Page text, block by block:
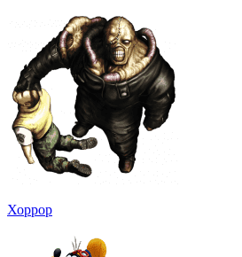
Хоррор